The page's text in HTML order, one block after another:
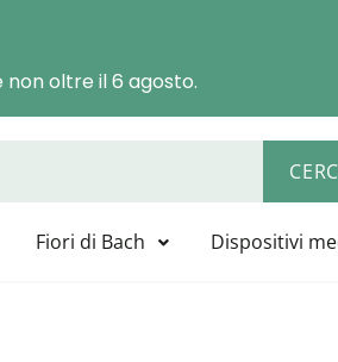
oltre il 6 agosto.
BIOLINE, NOVACELL
Fiori di Bach Dispositivi